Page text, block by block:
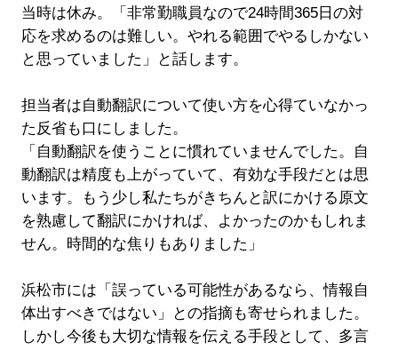
当時は休み。「非常勤職員なので24時間365日の対
応を求めるのは難しい。やれる範囲でやるしかない
と思っていました」と話します。
担当者は自動翻訳について使い方を心得ていなかっ
た反省も口にしました。
「自動翻訳を使うことに慣れていませんでした。自
動翻訳は精度も上がっていて、有効な手段だとは思
います。もう少し私たちがきちんと訳にかける原文
を熟慮して翻訳にかければ、よかったのかもしれま
せん。時間的な焦りもありました」
浜松市には「誤っている可能性があるなら、情報自
体出すべきではない」との指摘も寄せられました。
しかし今後も大切な情報を伝える手段として、多言